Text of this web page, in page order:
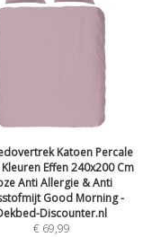
Katoen Percale
Effen 240x200 Cm
Anti Allergie & Anti
Good Morning -
Discounter.nl
€ 69,99